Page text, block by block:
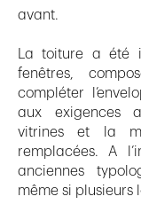
avant.
La toiture a été
fenêtres,
compléter
aux exigences
vitrines et la
remplacées. A
anciennes
même si plusieurs